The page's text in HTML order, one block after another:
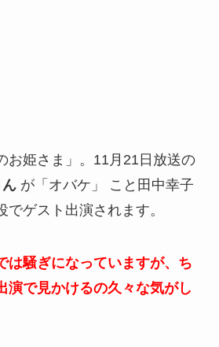
お姫さま」。11月21日放送の
が「オバケ」 こと田中幸子
でゲスト出演されます。
は騒ぎになっていますが、ち
演で見かけるの久々な気がし